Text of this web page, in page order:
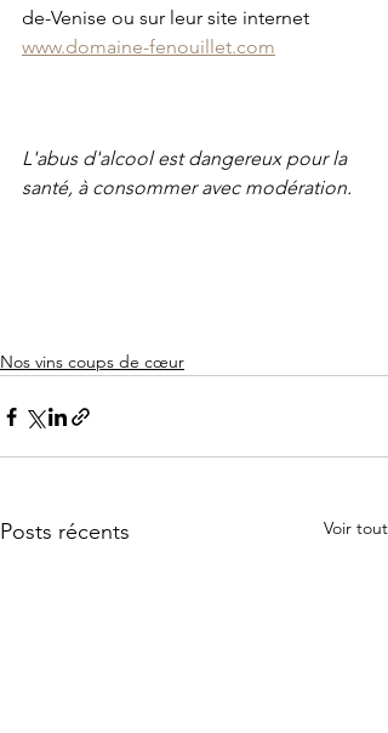
de-Venise ou sur leur site internet
www.domaine-fenouillet.com
L'abus d'alcool est dangereux pour la
santé, à consommer avec modération.
Nos vins coups de cœur
Posts récents Voir tout